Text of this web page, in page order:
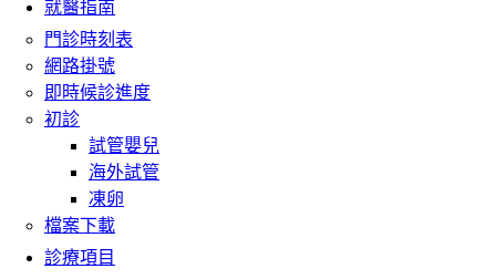
就醫指南
門診時刻表
網路掛號
即時候診進度
初診
試管嬰兒
海外試管
凍卵
檔案下載
診療項目